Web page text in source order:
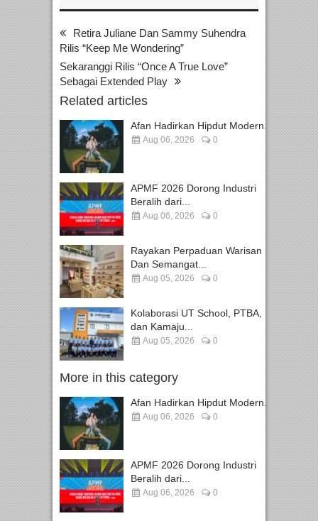
Retira Juliane Dan Sammy Suhendra
Rilis “Keep Me Wondering”
Sekaranggi Rilis “Once A True Love”
Sebagai Extended Play
Related articles
Afan Hadirkan Hipdut Modern...
Aug 06, 2026 0
APMF 2026 Dorong Industri
Beralih dari...
Aug 06, 2026 0
Rayakan Perpaduan Warisan
Dan Semangat...
Aug 05, 2026 0
Kolaborasi UT School, PTBA,
dan Kamaju...
Aug 05, 2026 0
More in this category
Afan Hadirkan Hipdut Modern...
Aug 06, 2026 0
APMF 2026 Dorong Industri
Beralih dari...
Aug 06, 2026 0